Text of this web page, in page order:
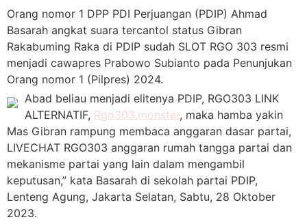
Orang nomor 1 DPP PDI Perjuangan (PDIP) Ahmad
Basarah angkat suara tercantol status Gibran
Rakabuming Raka di PDIP sudah SLOT RGO 303 resmi
menjadi cawapres Prabowo Subianto pada Penunjukan
Orang nomor 1 (Pilpres) 2024.
Abad beliau menjadi elitenya PDIP, RGO303 LINK
ALTERNATIF, Rgo303.monster, maka hamba yakin
Mas Gibran rampung membaca anggaran dasar partai,
LIVECHAT RGO303 anggaran rumah tangga partai dan
mekanisme partai yang lain dalam mengambil
keputusan,” kata Basarah di sekolah partai PDIP,
Lenteng Agung, Jakarta Selatan, Sabtu, 28 Oktober
2023.